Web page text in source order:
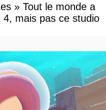
» Tout le monde a
mais pas ce studio